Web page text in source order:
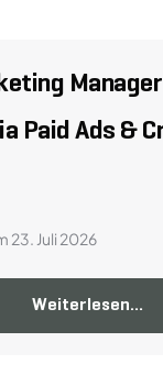
Paid Ads &
23. Juli 2026
Weiterlesen...